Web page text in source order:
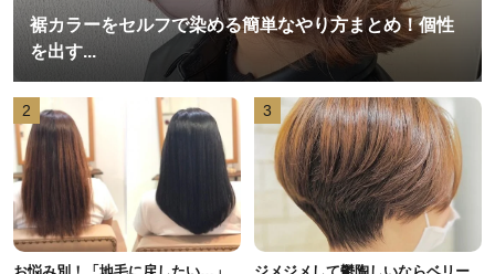
裾カラーをセルフで染める簡単なやり方まとめ！個性
を出す...
2 3